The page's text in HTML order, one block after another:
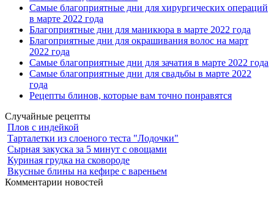
Самые благоприятные дни для хирургических операций
в марте 2022 года
Благоприятные дни для маникюра в марте 2022 года
Благоприятные дни для окрашивания волос на март
2022 года
Самые благоприятные дни для зачатия в марте 2022 года
Самые благоприятные дни для свадьбы в марте 2022
года
Рецепты блинов, которые вам точно понравятся
Случайные рецепты
Плов с индейкой
Тарталетки из слоеного теста "Лодочки"
Сырная закуска за 5 минут с овощами
Куриная грудка на сковороде
Вкусные блины на кефире с вареньем
Комментарии новостей